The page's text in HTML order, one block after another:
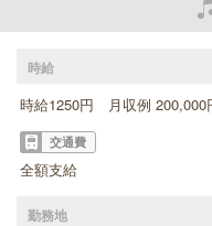
時給
時給1250円 月収例 200,000
交通費
全額支給
勤務地